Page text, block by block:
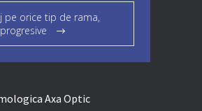
pe orice tip de rama,
Axa Optic